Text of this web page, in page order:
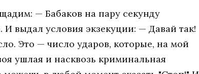
— Бабаков на пару секунду
выдал условия экзекуции: — Давай так!
Это — число ударов, которые, на мой
ушлая и насквозь криминальная